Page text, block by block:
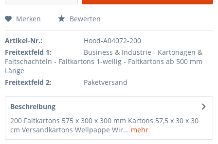
Merken Bewerten
Artikel-Nr.:
Hood-A04072-200
Freitextfeld 1:
Business & Industrie - Kartonagen &
Faltschachteln - Faltkartons 1-wellig - Faltkartons ab 500 mm
Länge
Freitextfeld 2:
Paketversand
Beschreibung
200 Faltkartons 575 x 300 x 300 mm Kartons 57,5 x 30 x 30
cm Versandkartons Wellpappe Wir... mehr